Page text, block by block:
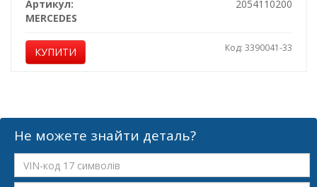
Артикул:
2054110200
MERCEDES
КУПИТИ Код: 3390041-33
Не можете знайти деталь?